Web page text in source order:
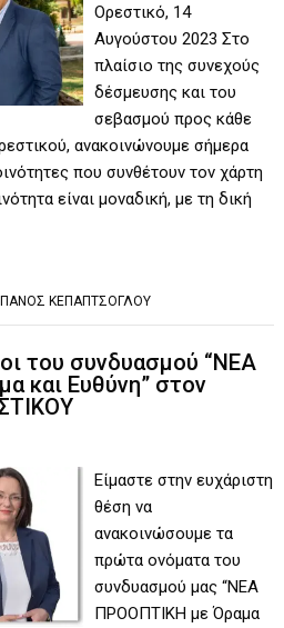
Ορεστικό, 14
Αυγούστου 2023 Στο
πλαίσιο της συνεχούς
δέσμευσης και του
σεβασμού προς κάθε
ανακοινώνουμε σήμερα
που συνθέτουν τον χάρτη
είναι μοναδική, με τη δική
ΠΑΝΟΣ ΚΕΠΑΠΤΣΟΓΛΟΥ
του συνδυασμού “ΝΕΑ
και Ευθύνη” στον
Είμαστε στην ευχάριστη
θέση να
ανακοινώσουμε τα
πρώτα ονόματα του
συνδυασμού μας “ΝΕΑ
ΠΡΟΟΠΤΙΚΗ με Όραμα